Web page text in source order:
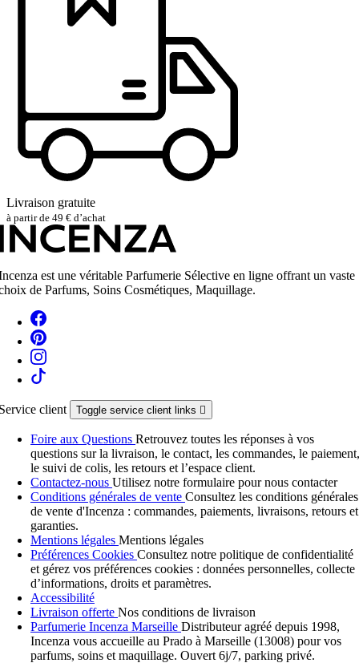
Livraison gratuite
à partir de 49 € d’achat
est une véritable Parfumerie Sélective en ligne offrant un vaste
de Parfums, Soins Cosmétiques, Maquillage.
client Toggle service client links 
Foire aux Questions Retrouvez toutes les réponses à vos
questions sur la livraison, le contact, les commandes, le paiement,
le suivi de colis, les retours et l’espace client.
Contactez-nous Utilisez notre formulaire pour nous contacter
Conditions générales de vente Consultez les conditions générales
de vente d'Incenza : commandes, paiements, livraisons, retours et
garanties.
Mentions légales Mentions légales
Préférences Cookies Consultez notre politique de confidentialité
et gérez vos préférences cookies : données personnelles, collecte
d’informations, droits et paramètres.
Accessibilité
Livraison offerte Nos conditions de livraison
Parfumerie Incenza Marseille Distributeur agréé depuis 1998,
Incenza vous accueille au Prado à Marseille (13008) pour vos
parfums, soins et maquillage. Ouvert 6j/7, parking privé.